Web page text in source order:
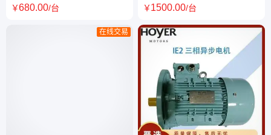
步电动机W21铸铁机座多电压
￥680.00/台
在线交易
4T0370通用矢量型单相220V工
￥1500.00/台